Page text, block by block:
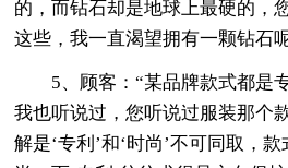
的，而钻石却是地球上最硬的，
这些，我一直渴望拥有一颗钻石呢
5、顾客：“某品牌款式都是
我也听说过，您听说过服装那个
解是‘专利’和‘时尚’不可同取，